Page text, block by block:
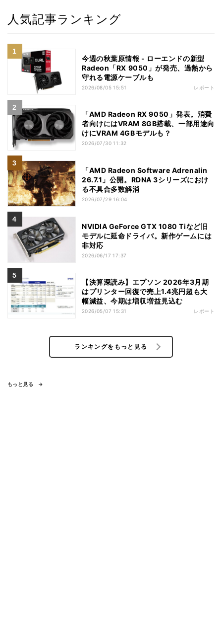
人気記事ランキング
今週の秋葉原情報 - ローエンドの新型
Radeon「RX 9050」が発売、過熱から
守れる電源ケーブルも
2026/08/05 15:51 レポート
「AMD Radeon RX 9050」発表。消費
者向けにはVRAM 8GB搭載、一部用途向
けにVRAM 4GBモデルも？
2026/07/30 11:32
「AMD Radeon Software Adrenalin
26.7.1」公開。RDNA 3シリーズにおけ
る不具合多数解消
2026/07/29 16:04
NVIDIA GeForce GTX 1080 Tiなど旧
モデルに延命ドライバ。新作ゲームには
非対応
2026/06/17 17:37
【決算深読み】エプソン 2026年3月期
はプリンター回復で売上1.4兆円超も大
幅減益、今期は増収増益見込む
2026/05/07 15:31 レポート
ランキングをもっと見る
もっと見る